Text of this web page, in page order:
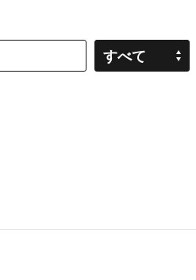
すべて